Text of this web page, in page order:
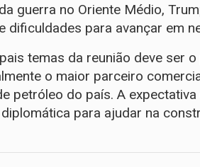
guerra no Oriente Médio,
dificuldades para avançar em
temas da reunião deve ser
o maior parceiro
petróleo do país. A
para ajudar na